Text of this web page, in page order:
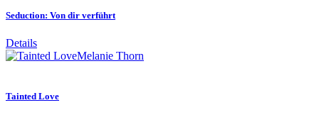
Seduction: Von dir verführt
Details
Melanie Thorn
Tainted Love